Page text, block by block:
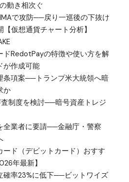
動き相次ぐ
で攻防──戻り一巡後の下抜け
仮想通貨チャート分析】
ドRedotPayの特徴や使い方を解
が作成可能
条項案──トランプ米大統領へ暗
か
制度を検討──暗号資産トレジ
全業者に要請──金融庁・警察
ド（デビットカード）おすす
年最新】
確率23%に低下──ビットワイズ